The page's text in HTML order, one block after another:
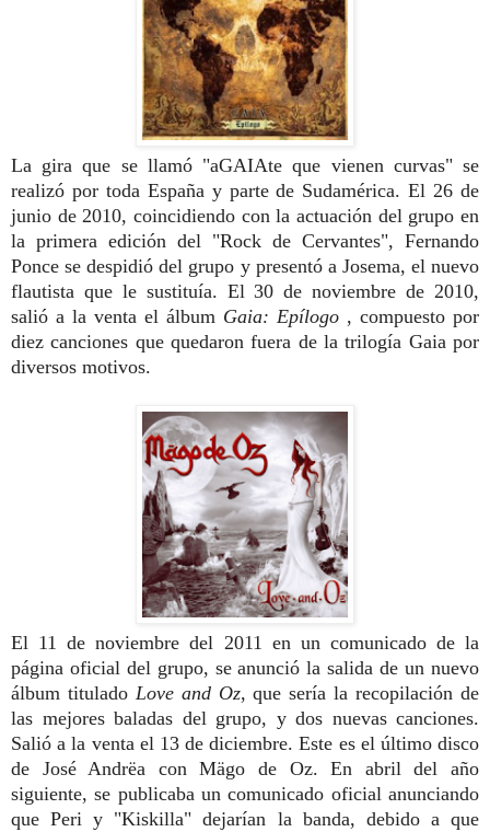
La gira que se llamó "aGAIAte que vienen curvas" se
realizó por toda España y parte de Sudamérica.El 26 de
junio de 2010, coincidiendo con la actuación del grupo en
la primera edición del "Rock de Cervantes", Fernando
Poncese despidió del grupo y presentó a Josema, el nuevo
flautista que le sustituía. El 30 de noviembre de 2010,
salió a la venta el álbum Gaia: Epílogo , compuesto por
diez canciones que quedaron fuera de la trilogía Gaia por
diversos motivos.
El 11 de noviembre del 2011 en un comunicado de la
página oficial del grupo, se anunció la salida de un nuevo
álbum titulado Love and Oz,que sería la recopilación de
las mejores baladas del grupo, y dos nuevas canciones.
Salió a la venta el 13 de diciembre. Este es el último disco
de José Andrëa con Mägo de Oz.En abril del año
siguiente, se publicaba un comunicado oficial anunciando
que Peri y "Kiskilla" dejarían la banda, debido a que